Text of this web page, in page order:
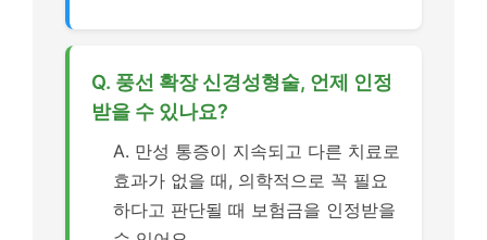
Q. 풍선 확장 신경성형술, 언제 인정
받을 수 있나요?
A. 만성 통증이 지속되고 다른 치료로
효과가 없을 때, 의학적으로 꼭 필요
하다고 판단될 때 보험금을 인정받을